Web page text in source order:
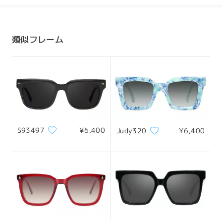
配送時間
配送
類似フレーム
S93497 ¥6,400 Judy320 ¥6,400